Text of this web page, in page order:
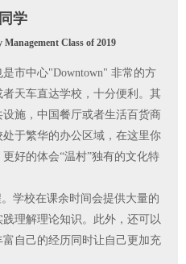
学
Management Class of 2019
市中心"Downtown" 非常的方
天车直达学校，十分便利。其
施，中国餐厅或者生活百货商
于繁华的办公区域，在这里你
好的体会“温村”独有的文化特
学校在课余时间会提供大量的
理解理论知识。此外，还可以
自己的经历同时让自己更加充